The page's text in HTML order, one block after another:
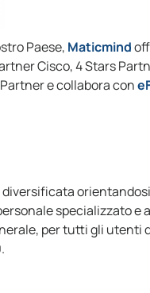
Paese, Maticmind
Cisco, 4 Stars
e collabora con
diversificata
specializzato
per tutti gli